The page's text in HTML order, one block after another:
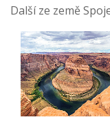
Další ze země